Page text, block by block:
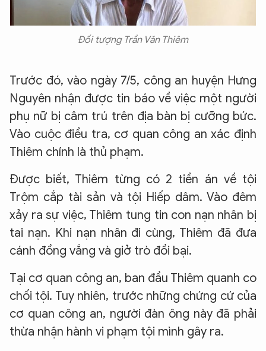
Đối tượng Trần Văn Thiêm
Trước đó, vào ngày 7/5, công an huyện Hưng
Nguyên nhận được tin báo về việc một người
phụ nữ bị câm trú trên địa bàn bị cưỡng bức.
Vào cuộc điều tra, cơ quan công an xác định
Thiêm chính là thủ phạm.
Được biết, Thiêm từng có 2 tiền án về tội
Trộm cắp tài sản và tội Hiếp dâm. Vào đêm
xảy ra sự việc, Thiêm tung tin con nạn nhân bị
tai nạn. Khi nạn nhân đi cùng, Thiêm đã đưa
cánh đồng vắng và giở trò đồi bại.
Tại cơ quan công an, ban đầu Thiêm quanh co
chối tội. Tuy nhiên, trước những chứng cứ của
cơ quan công an, người đàn ông này đã phải
thừa nhận hành vi phạm tội mình gây ra.